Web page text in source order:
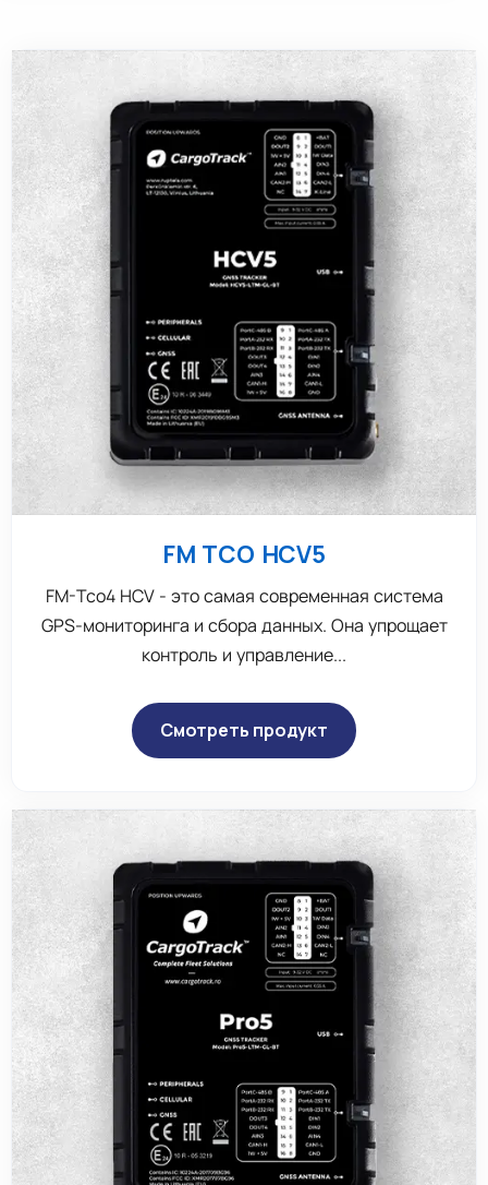
FM TCO HCV5
FM-Tco4 HCV - это самая современная система
GPS-мониторинга и сбора данных. Она упрощает
контроль и управление...
Смотреть продукт